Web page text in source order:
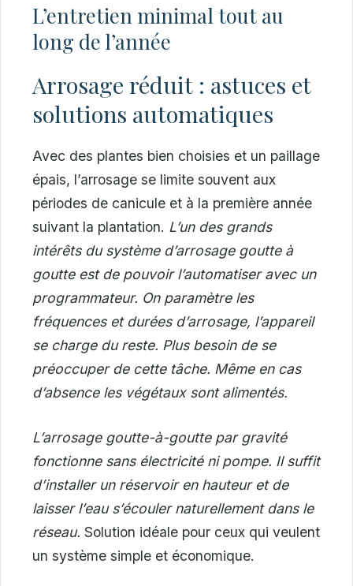
L’entretien minimal tout au
long de l’année
Arrosage réduit : astuces et
solutions automatiques
Avec des plantes bien choisies et un paillage
épais, l’arrosage se limite souvent aux
périodes de canicule et à la première année
suivant la plantation. L’un des grands
intérêts du système d’arrosage goutte à
goutte est de pouvoir l’automatiser avec un
programmateur. On paramètre les
fréquences et durées d’arrosage, l’appareil
se charge du reste. Plus besoin de se
préoccuper de cette tâche. Même en cas
d’absence les végétaux sont alimentés.
L’arrosage goutte-à-goutte par gravité
fonctionne sans électricité ni pompe. Il suffit
d’installer un réservoir en hauteur et de
laisser l’eau s’écouler naturellement dans le
réseau. Solution idéale pour ceux qui veulent
un système simple et économique.